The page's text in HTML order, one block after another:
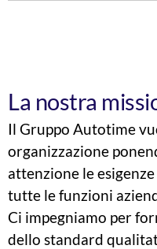
La nostra
Il Gruppo Autotime
organizzazione
attenzione le
tutte le funzioni
Ci impegniamo per
dello standard